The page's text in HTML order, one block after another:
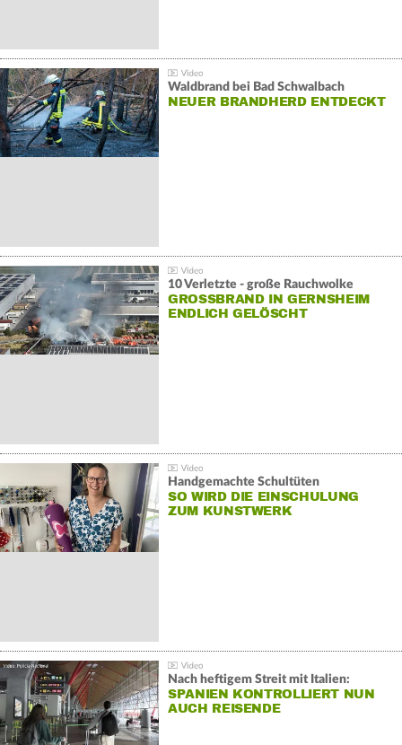
Waldbrand bei Bad Schwalbach
NEUER BRANDHERD ENTDECKT
10 Verletzte - große Rauchwolke
GROSSBRAND IN GERNSHEIM E
NDLICH GELÖSCHT
Handgemachte Schultüten
SO WIRD DIE EINSCHULUNG
ZUM KUNSTWERK
Nach heftigem Streit mit Italien:
SPANIEN KONTROLLIERT NUN
AUCH REISENDE